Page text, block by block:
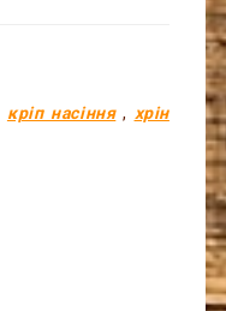
кріп насіння, хрін